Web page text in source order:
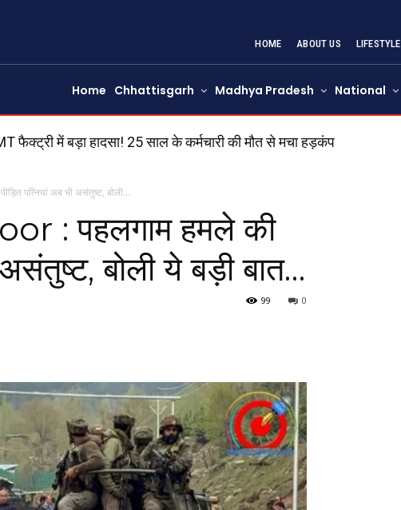
HOME ABOUT US LIFESTYLE
Home Chhattisgarh Madhya Pradesh National
फैक्ट्री में बड़ा हादसा! 25 साल के कर्मचारी की मौत से मचा हड़कंप
पत्नियां अब भी असंतुष्ट, बोली...
: पहलगाम हमले की
बोली ये बड़ी बात…
0
99